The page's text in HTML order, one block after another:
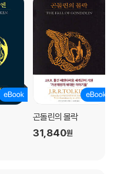
곤돌린의 몰락
31,840원